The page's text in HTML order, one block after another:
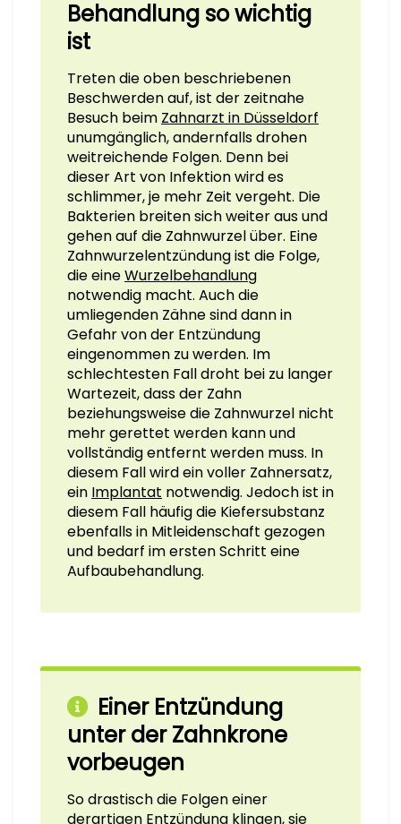
Behandlung so wichtig
ist
Treten die oben beschriebenen
Beschwerden auf, ist der zeitnahe
Besuch beim Zahnarzt in Düsseldorf
unumgänglich, andernfalls drohen
weitreichende Folgen. Denn bei
dieser Art von Infektion wird es
schlimmer, je mehr Zeit vergeht. Die
Bakterien breiten sich weiter aus und
gehen auf die Zahnwurzel über. Eine
Zahnwurzelentzündung ist die Folge,
die eineWurzelbehandlung
notwendig macht. Auch die
umliegenden Zähne sind dann in
Gefahr von der Entzündung
eingenommen zu werden. Im
schlechtesten Fall droht bei zu langer
Wartezeit, dass der Zahn
beziehungsweise die Zahnwurzel nicht
mehr gerettet werden kann und
vollständig entfernt werden muss. In
diesem Fall wird ein voller Zahnersatz,
ein Implantat notwendig. Jedoch ist in
diesem Fall häufig die Kiefersubstanz
ebenfalls in Mitleidenschaft gezogen
und bedarf im ersten Schritt eine
Aufbaubehandlung.
Einer Entzündung
unter der Zahnkrone
vorbeugen
So drastisch die Folgen einer
derartigen Entzündung klingen, sie